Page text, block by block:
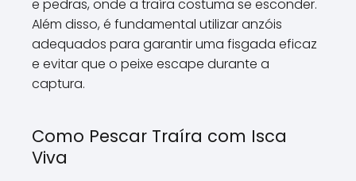
e pedras, onde a traíra costuma se esconder.
Além disso, é fundamental utilizar anzóis
adequados para garantir uma fisgada eficaz
e evitar que o peixe escape durante a
captura.
Como Pescar Traíra com Isca
Viva